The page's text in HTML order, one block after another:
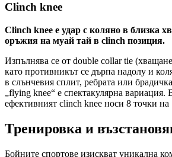
Clinch knee
Clinch knee е удар с коляно в близка
оръжия на муай тай в clinch позиция.
Изпълнява се от double collar tie
като противникът се дърпа надолу и
в слънчевия сплит, ребрата или
„flying knee“ е спектакулярна вариация.
ефективният clinch knee носи 8 точки на
Тренировка и
Бойните спортове изискват уникална